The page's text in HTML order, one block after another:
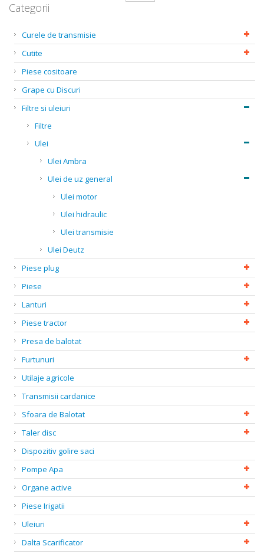
Categorii
Curele de transmisie
Cutite
Piese cositoare
Grape cu Discuri
Filtre si uleiuri
Filtre
Ulei
Ulei Ambra
Ulei de uz general
Ulei motor
Ulei hidraulic
Ulei transmisie
Ulei Deutz
Piese plug
Piese
Lanturi
Piese tractor
Presa de balotat
Furtunuri
Utilaje agricole
Transmisii cardanice
Sfoara de Balotat
Taler disc
Dispozitiv golire saci
Pompe Apa
Organe active
Piese Irigatii
Uleiuri
Dalta Scarificator